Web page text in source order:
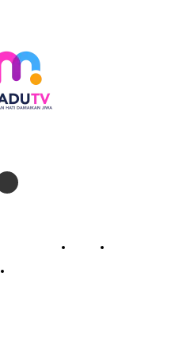
Pedoman Siber Kontak